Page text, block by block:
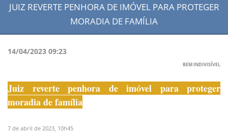
JUIZ REVERTE PENHORA DE IMÓVEL PARA PROTEGER
MORADIA DE FAMÍLIA
14/04/2023 09:23
BEM INDIVISÍVEL
Juiz reverte penhora de imóvel para proteger
moradia de família
7 de abril de 2023, 10h45